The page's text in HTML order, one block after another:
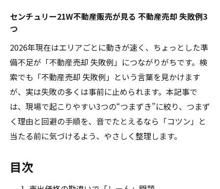
センチュリー21W不動産販売が見る 不動産売却 失敗例3
つ
2026年現在はエリアごとに動きが速く、ちょっとした準
備不足が「不動産売却 失敗例」につながりがちです。検
索でも「不動産売却 失敗例」という言葉を見かけます
が、実は失敗の多くは事前に止められます。本記事で
は、現場で起こりやすい3つの“つまずき”に絞り、つまず
く理由と回避の手順を、音でたとえるなら「コツン」と
当たる前に気づけるよう、やさしく整理します。
目次